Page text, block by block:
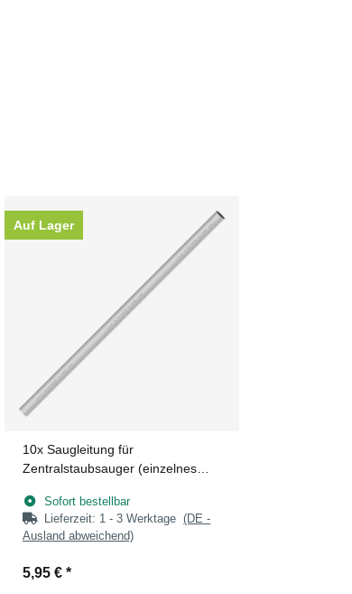
Auf Lager
10x Saugleitung für
Zentralstaubsauger (einzelnes
Sofort bestellbar
Lieferzeit: 1 - 3 Werktage(DE -
Ausland abweichend)
5,95 € *